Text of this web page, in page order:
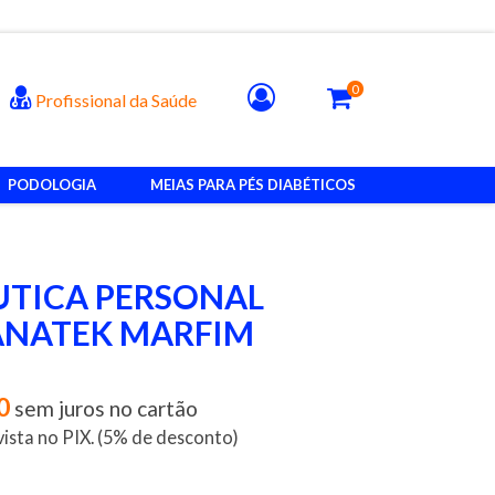
Profissional da Saúde
0
PODOLOGIA MEIAS PARA PÉS DIABÉTICOS
PERSONAL
MARFIM
sem juros no cartão
no PIX. (5% de desconto)